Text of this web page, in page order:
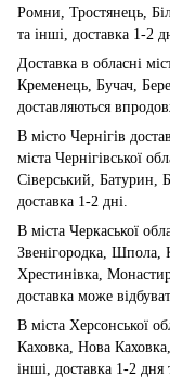
Ромни, Тростянець,
та інші, доставка 1-2
Доставка в обласні
Кременець, Бучач,
доставляються
В місто Чернігів
міста Чернігівської
Сіверський, Батурин,
доставка 1-2 дні.
В міста Черкаської
Звенігородка, Шпола,
Хрестинівка,
доставка може
В міста Херсонської
Каховка, Нова
інші, доставка 1-2